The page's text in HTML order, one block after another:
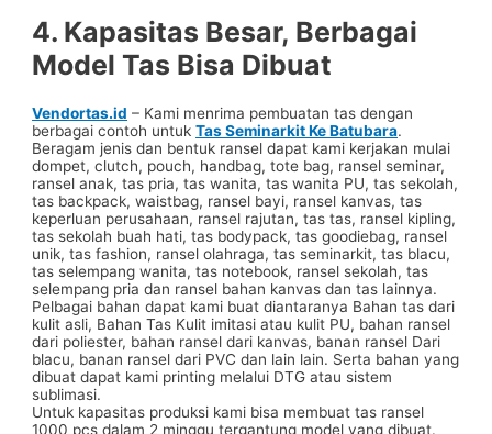
4. Kapasitas Besar, Berbagai
Model Tas Bisa Dibuat
Vendortas.id – Kami menrima pembuatan tas dengan
berbagai contoh untukTas Seminarkit Ke Batubara.
Beragam jenis dan bentuk ransel dapat kami kerjakan mulai
dompet, clutch, pouch, handbag, tote bag, ransel seminar,
ransel anak, tas pria, tas wanita, tas wanita PU, tas sekolah,
tas backpack, waistbag, ransel bayi, ransel kanvas, tas
keperluan perusahaan, ransel rajutan, tas tas, ransel kipling,
tas sekolah buah hati, tas bodypack, tas goodiebag, ransel
unik, tas fashion, ransel olahraga, tas seminarkit, tas blacu,
tas selempang wanita, tas notebook, ransel sekolah, tas
selempang pria dan ransel bahan kanvas dan tas lainnya.
Pelbagai bahan dapat kami buat diantaranya Bahan tas dari
kulit asli, Bahan Tas Kulit imitasi atau kulit PU, bahan ransel
dari poliester, bahan ransel dari kanvas, banan ransel Dari
blacu, banan ransel dari PVC dan lain lain. Serta bahan yang
dibuat dapat kami printing melalui DTG atau sistem
sublimasi.
Untuk kapasitas produksi kami bisa membuat tas ransel
1000 pcs dalam 2 minggu tergantung model yang dibuat.